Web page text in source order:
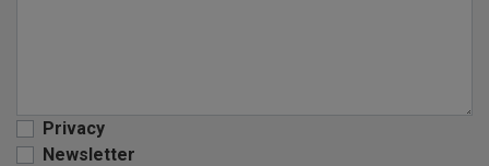
Privacy
Newsletter